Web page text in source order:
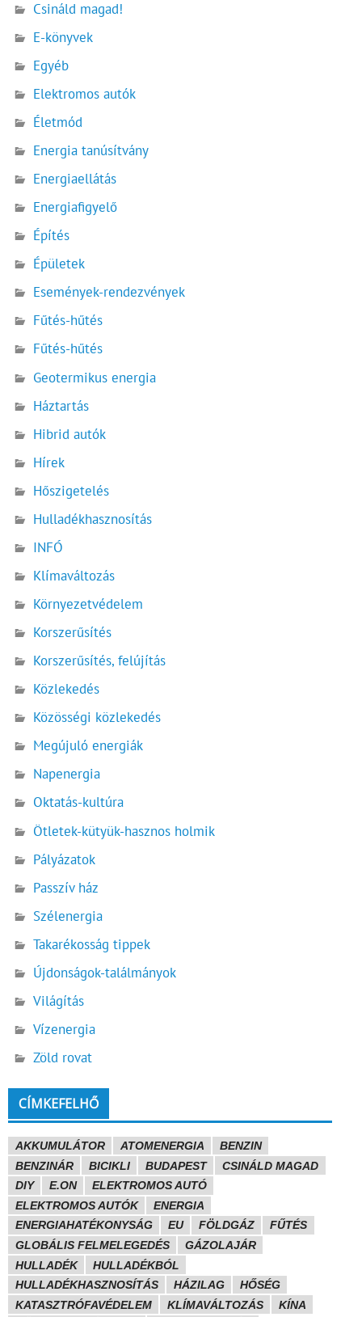
Csináld magad!
E-könyvek
Egyéb
Elektromos autók
Életmód
Energia tanúsítvány
Energiaellátás
Energiafigyelő
Építés
Épületek
Események-rendezvények
Fűtés-hűtés
Fűtés-hűtés
Geotermikus energia
Háztartás
Hibrid autók
Hírek
Hőszigetelés
Hulladékhasznosítás
INFÓ
Klímaváltozás
Környezetvédelem
Korszerűsítés
Korszerűsítés, felújítás
Közlekedés
Közösségi közlekedés
Megújuló energiák
Napenergia
Oktatás-kultúra
Ötletek-kütyük-hasznos holmik
Pályázatok
Passzív ház
Szélenergia
Takarékosság tippek
Újdonságok-találmányok
Világítás
Vízenergia
Zöld rovat
CÍMKEFELHŐ
AKKUMULÁTOR ATOMENERGIA
BENZIN
BENZINÁR
BICIKLI BUDAPEST
CSINÁLD MAGAD
DIY
E.ON
ELEKTROMOS AUTÓ
ELEKTROMOS AUTÓK
ENERGIA
ENERGIAHATÉKONYSÁG
EU FÖLDGÁZ
FŰTÉS
GLOBÁLIS FELMELEGEDÉS
GÁZOLAJÁR
HULLADÉK
HULLADÉKBÓL
HULLADÉKHASZNOSÍTÁS
HÁZILAG
HŐSÉG
KATASZTRÓFAVÉDELEM
KLÍMAVÁLTOZÁS
KÍNA